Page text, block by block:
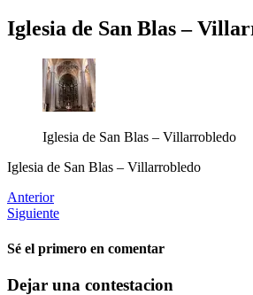
Iglesia de San Blas –
Iglesia de San Blas – Villarrobledo
Iglesia de San Blas – Villarrobledo
Anterior
Siguiente
Sé el primero en comentar
Dejar una contestacion